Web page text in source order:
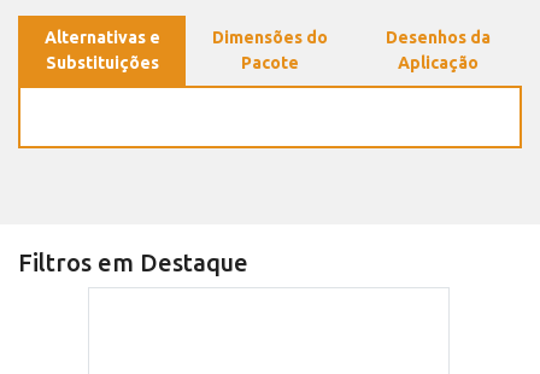
Alternativas e
Substituições
Dimensões do
Pacote
Desenhos da
Aplicação
Filtros em Destaque